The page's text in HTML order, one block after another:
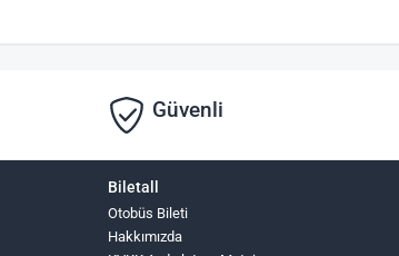
Güvenli
Biletall
Otobüs Bileti
Hakkımızda